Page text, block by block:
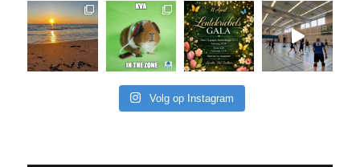
Volg op Instagram